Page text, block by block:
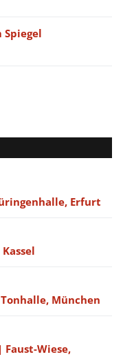
Erfurt
München
Wiese,